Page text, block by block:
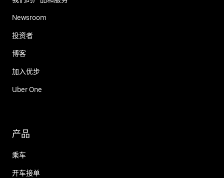
Newsroom
投资者
博客
加入优步
Uber One
产品
乘车
开车接单